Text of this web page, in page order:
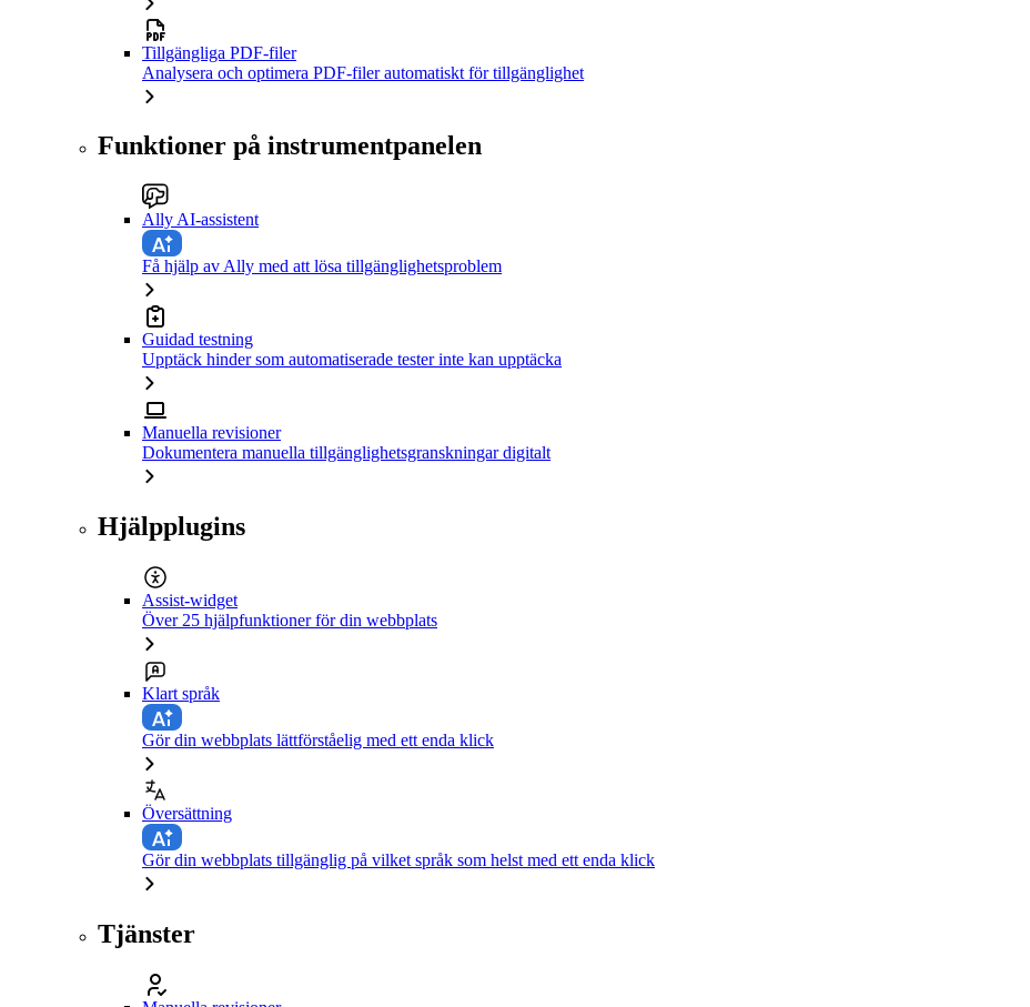
Tillgängliga PDF-filer
Analysera och optimera PDF-filer automatiskt för tillgänglighet
Funktioner på instrumentpanelen
Ally AI-assistent
Få hjälp av Ally med att lösa tillgänglighetsproblem
Guidad testning
Upptäck hinder som automatiserade tester inte kan upptäcka
Manuella revisioner
Dokumentera manuella tillgänglighetsgranskningar digitalt
Hjälpplugins
Assist-widget
Över 25 hjälpfunktioner för din webbplats
Klart språk
Gör din webbplats lättförståelig med ett enda klick
Översättning
Gör din webbplats tillgänglig på vilket språk som helst med ett enda klick
Tjänster